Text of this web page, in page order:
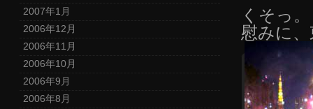
2007年1月
2006年12月
2006年11月
2006年10月
2006年9月
2006年8月
くそっ
慰みに